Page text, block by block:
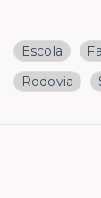
Escola
Rodovia